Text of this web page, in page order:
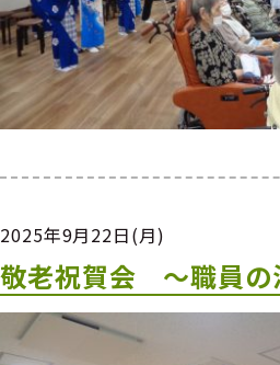
2025年9月22日(月)
敬老祝賀会 ～職員の